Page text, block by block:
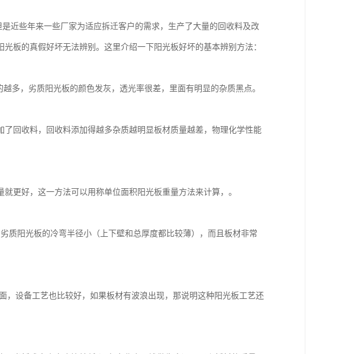
近些年来一些厂家为适应拆迁客户的需求，生产了大量的回收料及改
板的真假好坏无法辨别。这里介绍一下阳光板好坏的基本辨别方法：
多，劣质阳光板的颜色发灰，透光率很差，里面有明显的杂质黑点。
回收料，回收料添加得越多杂质越明显板材质量越差，物理化学性能
更好，这一方法可以用称单位面积阳光板重量方法来计算，。
质阳光板的冷弯半径小（上下壁和总厚度都比较薄），而且板材非常
设备工艺也比较好，如果板材有波浪出现，那说明这种阳光板工艺还